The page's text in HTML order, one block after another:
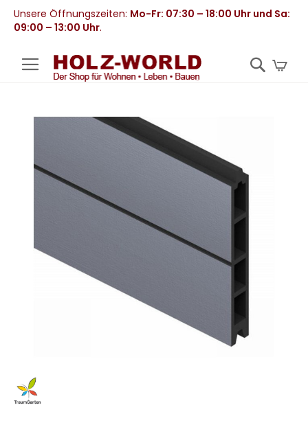
Unsere Öffnungszeiten: Mo-Fr: 07:30 – 18:00 Uhr und Sa:
09:00 – 13:00 Uhr.
Ende
Zum
Anfang